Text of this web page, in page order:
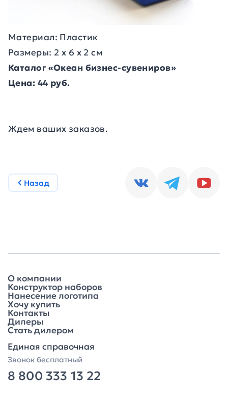
Материал: Пластик
Размеры: 2 х 6 х 2 см
Каталог «Океан бизнес-сувениров»
Цена: 44 руб.
Ждем ваших заказов.
Назад
О компании
Конструктор наборов
Нанесение логотипа
Хочу купить
Контакты
Дилеры
Стать дилером
Единая справочная
Звонок бесплатный
8 800 333 13 22